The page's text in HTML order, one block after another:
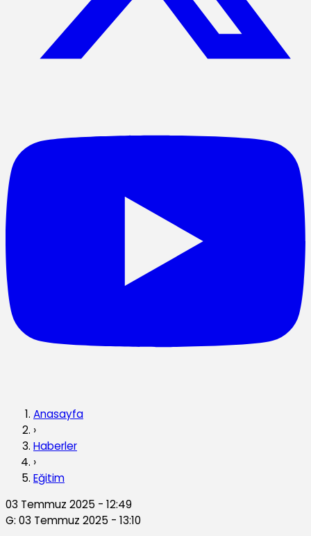
Anasayfa
›
Haberler
›
Eğitim
03 Temmuz 2025 - 12:49
G: 03 Temmuz 2025 - 13:10